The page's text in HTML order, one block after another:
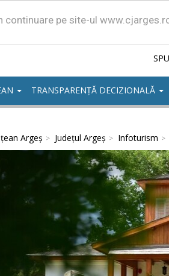
pe site-ul
TRANSPARENȚĂ DECIZIONALĂ
Argeș Județul Argeș Infoturism